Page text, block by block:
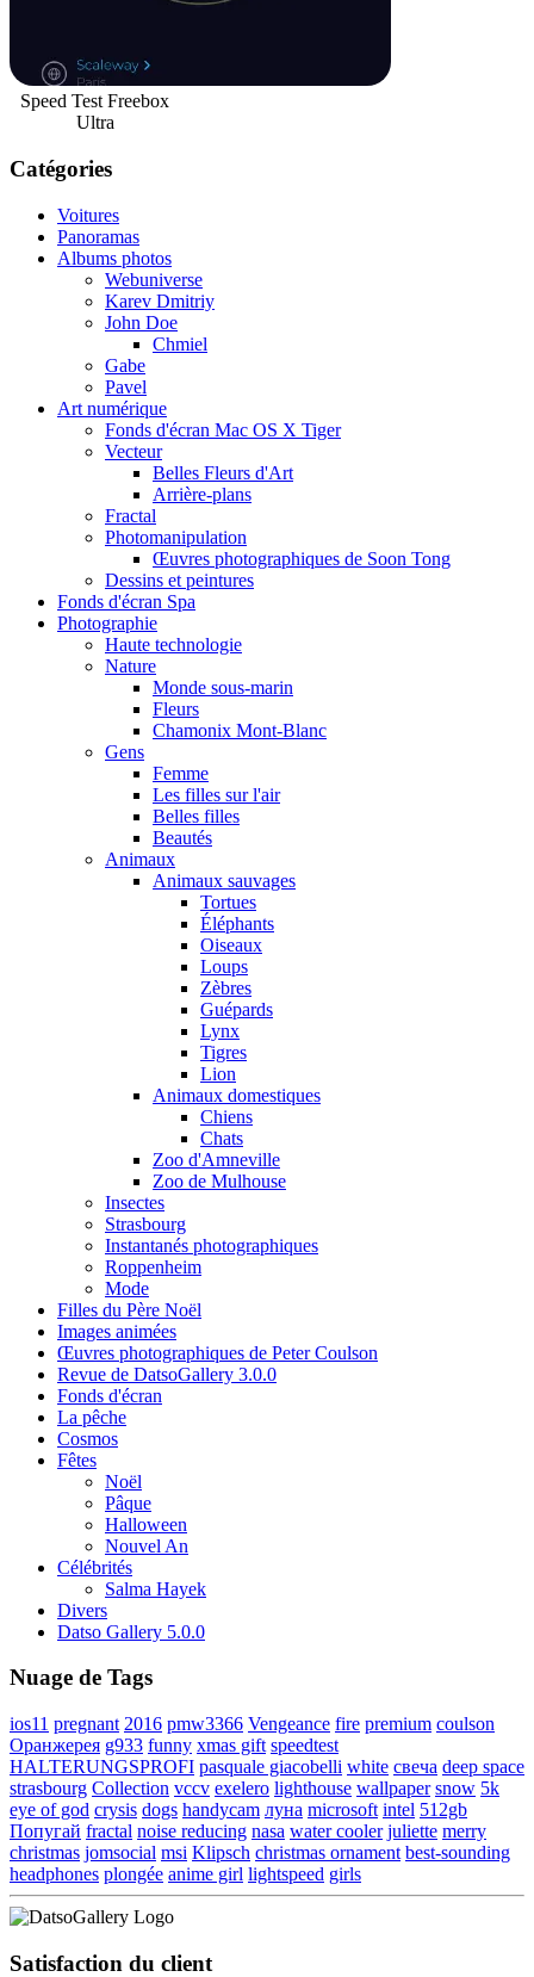
Speed Test Freebox
Ultra
Catégories
Voitures
Panoramas
Albums photos
Webuniverse
Karev Dmitriy
John Doe
Chmiel
Gabe
Pavel
Art numérique
Fonds d'écran Mac OS X Tiger
Vecteur
Belles Fleurs d'Art
Arrière-plans
Fractal
Photomanipulation
Œuvres photographiques de Soon Tong
Dessins et peintures
Fonds d'écran Spa
Photographie
Haute technologie
Nature
Monde sous-marin
Fleurs
Chamonix Mont-Blanc
Gens
Femme
Les filles sur l'air
Belles filles
Beautés
Animaux
Animaux sauvages
Tortues
Éléphants
Oiseaux
Loups
Zèbres
Guépards
Lynx
Tigres
Lion
Animaux domestiques
Chiens
Chats
Zoo d'Amneville
Zoo de Mulhouse
Insectes
Strasbourg
Instantanés photographiques
Roppenheim
Mode
Filles du Père Noël
Images animées
Œuvres photographiques de Peter Coulson
Revue de DatsoGallery 3.0.0
Fonds d'écran
La pêche
Cosmos
Fêtes
Noël
Pâque
Halloween
Nouvel An
Célébrités
Salma Hayek
Divers
Datso Gallery 5.0.0
Nuage de Tags
ios11 pregnant 2016 pmw3366 Vengeance fire premium coulson
Оранжерея g933 funny xmas gift speedtest
HALTERUNGSPROFI pasquale giacobelli white свеча deep space
strasbourg Collection vccv exelero lighthouse wallpaper snow 5k
eye of god crysis dogs handycam луна microsoft intel 512gb
Попугай fractal noise reducing nasa water cooler juliette merry
christmas jomsocial msi Klipsch christmas ornament best-sounding
headphones plongée anime girl lightspeed girls
Satisfaction du client